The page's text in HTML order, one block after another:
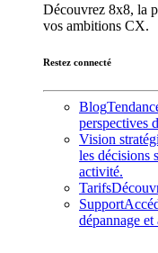
Découvrez 8x8, la
vos ambitions CX.
Restez connecté
Blog
perspectives
Vision
les décisions
activité.
Tarifs
Support
dépannage